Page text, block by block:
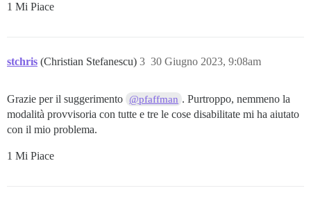
1 Mi Piace
stchris (Christian Stefanescu) 30 Giugno 2023, 9:08am
3
Grazie per il suggerimento @pfaffman . Purtroppo, nemmeno la
modalità provvisoria con tutte e tre le cose disabilitate mi ha aiutato
con il mio problema.
1 Mi Piace